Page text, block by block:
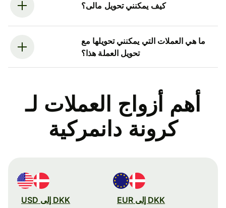
كيف يمكنني تحويل مالى؟
ما هي العملات التي يمكنني تحويلها مع
تحويل العملة هذا؟
أهم أزواج العملات لـ
كرونة دانمركية
DKK إلى EUR DKK إلى USD